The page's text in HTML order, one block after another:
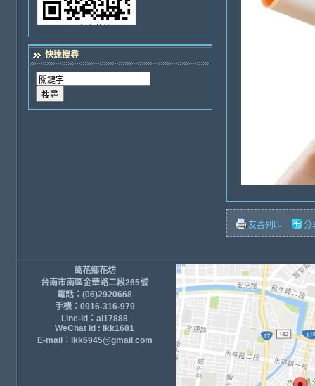
快速搜尋
友善列印 分
萬花鄉花坊
台南市南區金華路二段265號
電話：(06)2920668
手機：0916-316-979
Line-id：ai17888
WeChat id : lkk1681
E-mail：lkk6945@gmail.com